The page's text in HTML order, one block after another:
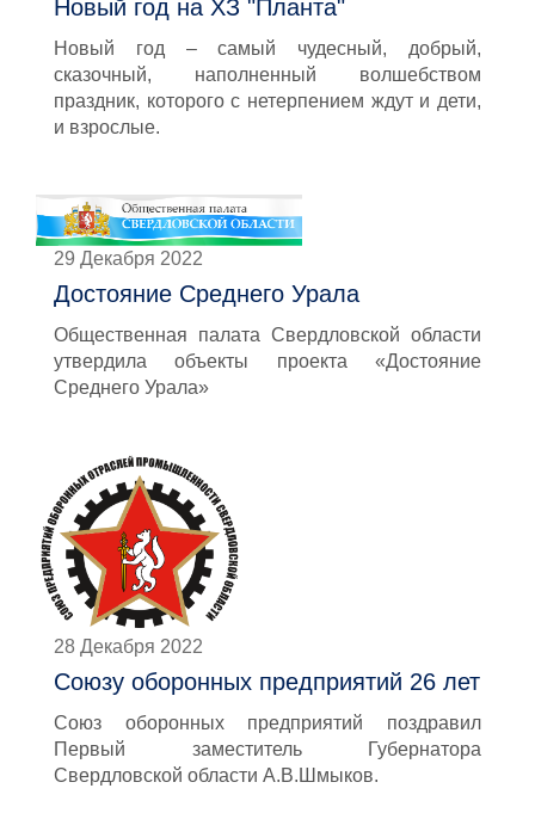
Новый год на ХЗ "Планта"
Новый год – самый чудесный, добрый,
сказочный, наполненный волшебством
праздник, которого с нетерпением ждут и дети,
и взрослые.
29 Декабря 2022
Достояние Среднего Урала
Общественная палата Свердловской области
утвердила объекты проекта «Достояние
Среднего Урала»
28 Декабря 2022
Союзу оборонных предприятий 26 лет
Союз оборонных предприятий поздравил
Первый заместитель Губернатора
Свердловской области А.В.Шмыков.